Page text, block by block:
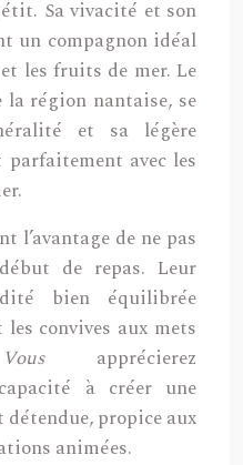
Sa vivacité et son
un compagnon idéal
les fruits de mer. Le
région nantaise, se
et sa légère
avec les
l’avantage de ne pas
de repas. Leur
bien équilibrée
convives aux mets
Vous apprécierez
à créer une
propice aux
animées.